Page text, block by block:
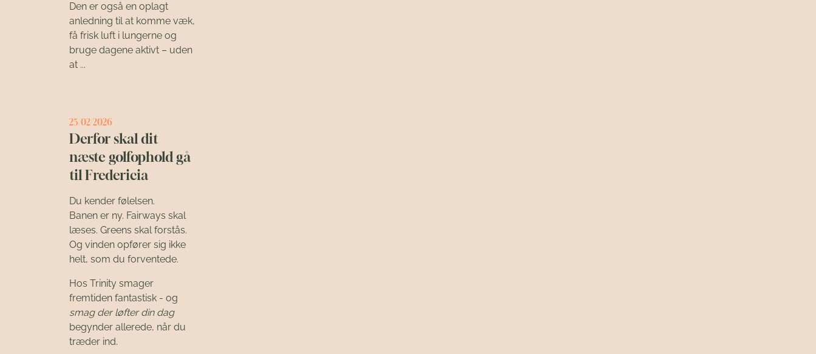
Den er også en oplagt
anledning til at komme væk,
få frisk luft i lungerne og
bruge dagene aktivt – uden
at ...
25/02/2026
Derfor skal dit
næste golfophold gå
til Fredericia
Du kender følelsen.
Banen er ny. Fairways skal
læses. Greens skal forstås.
Og vinden opfører sig ikke
helt, som du forventede.
Hos Trinity smager
fremtiden fantastisk - og
smag der løfter din dag
begynder allerede, når du
træder ind.